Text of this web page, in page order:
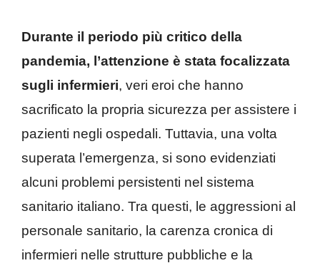
Durante il periodo più critico della
pandemia, l’attenzione è stata focalizzata
sugli infermieri, veri eroi che hanno
sacrificato la propria sicurezza per assistere i
pazienti negli ospedali. Tuttavia, una volta
superata l’emergenza, si sono evidenziati
alcuni problemi persistenti nel sistema
sanitario italiano. Tra questi, le aggressioni al
personale sanitario, la carenza cronica di
infermieri nelle strutture pubbliche e la